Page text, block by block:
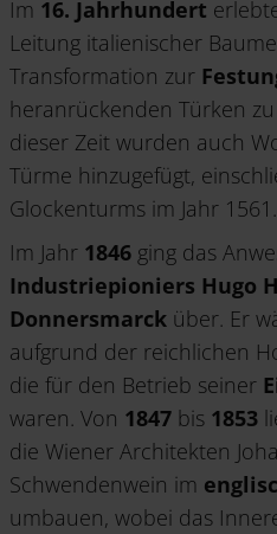
Im 16. Jahrhundert
Leitung italienischer
Transformation zur
heranrückenden Türken
dieser Zeit wurden auch
Türme hinzugefügt,
Glockenturms im Jahr 1561.
Im Jahr 1846 ging das
Industriepioniers Hugo
Donnersmarck über. Er
aufgrund der reichlichen
die für den Betrieb seiner
waren. Von 1847 bis 1853
die Wiener Architekten
Schwendenwein im
umbauen, wobei das